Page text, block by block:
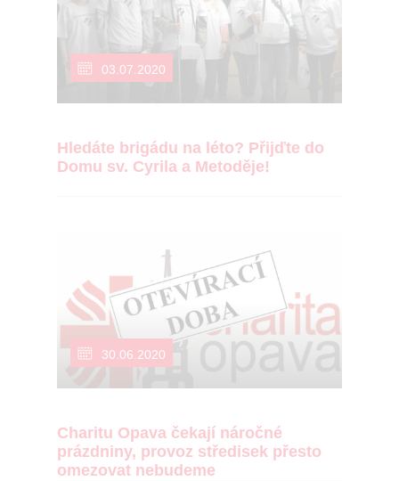
03.07.2020
Hledáte brigádu na léto? Přijďte do
Domu sv. Cyrila a Metoděje!
30.06.2020
Charitu Opava čekají náročné
prázdniny, provoz středisek přesto
omezovat nebudeme